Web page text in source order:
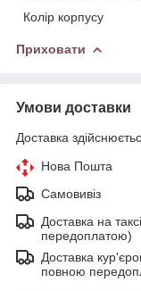
Колір корпусу
Приховати
Умови доставки
Доставка
Нова Пошта
Самовивіз
Доставка на
передоплатою)
Доставка
повною